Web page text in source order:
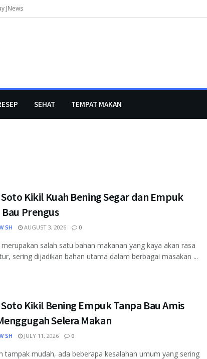
JNews
SEHAT TEMPAT MAKAN
Soto Kikil Kuah Bening Segar dan Empuk
Prengus
SH AUGUST 3, 2026 0
merupakan salah satu bahan makanan yang kaya akan rasa
sering dijadikan bahan utama dalam berbagai masakan ...
Soto Kikil Bening Empuk Tanpa Bau Amis
Selera Makan
SH JULY 11, 2026 0
tampak mudah, ada beberapa kesalahan umum yang sering